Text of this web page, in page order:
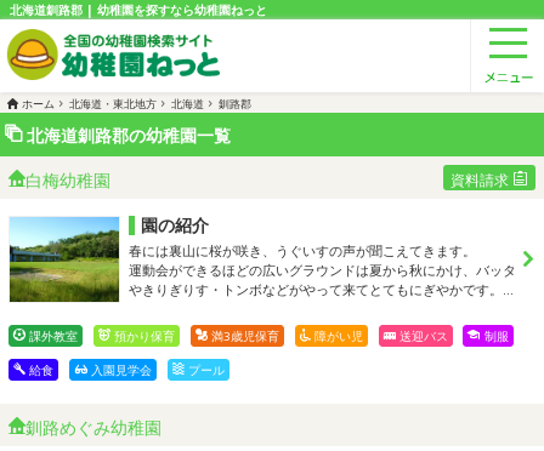
北海道釧路郡 | 幼稚園を探すなら幼稚園ねっと
ホーム 北海道・東北地方 北海道 釧路郡
北海道釧路郡の幼稚園一覧
白梅幼稚園 資料請求
園の紹介
春には裏山に桜が咲き、うぐいすの声が聞こえてきます。
運動会ができるほどの広いグラウンドは夏から秋にかけ、バッタ
やきりぎりす・トンボなどがやって来てとてもにぎやかです。…
課外教室 預かり保育 満3歳児保育 障がい児 送迎バス 制服
給食 入園見学会 プール
釧路めぐみ幼稚園